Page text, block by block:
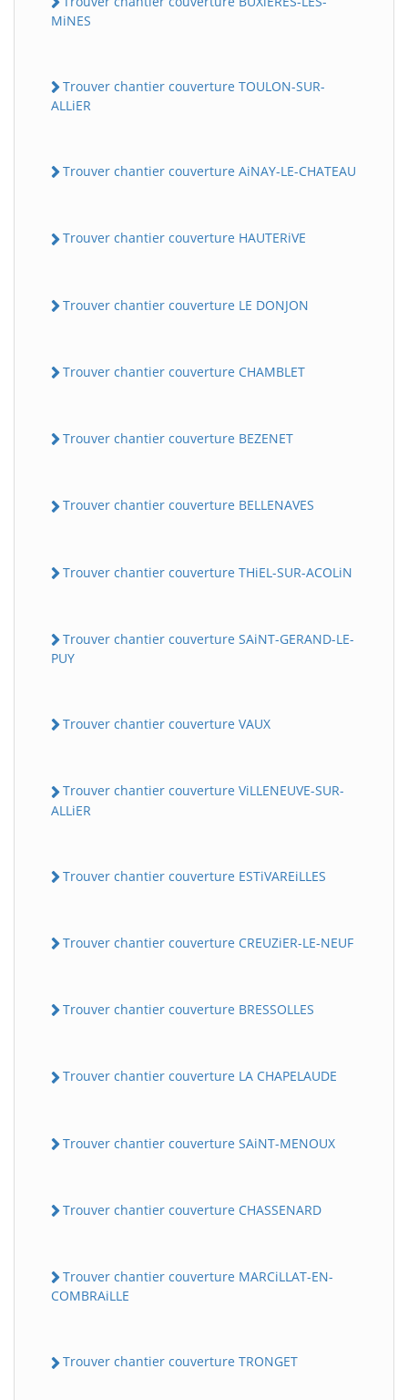
MiNES
Trouver chantier couverture TOULON-SUR-
ALLiER
Trouver chantier couverture AiNAY-LE-CHATEAU
Trouver chantier couverture HAUTERiVE
Trouver chantier couverture LE DONJON
Trouver chantier couverture CHAMBLET
Trouver chantier couverture BEZENET
Trouver chantier couverture BELLENAVES
Trouver chantier couverture THiEL-SUR-ACOLiN
Trouver chantier couverture SAiNT-GERAND-LE-
PUY
Trouver chantier couverture VAUX
Trouver chantier couverture ViLLENEUVE-SUR-
ALLiER
Trouver chantier couverture ESTiVAREiLLES
Trouver chantier couverture CREUZiER-LE-NEUF
Trouver chantier couverture BRESSOLLES
Trouver chantier couverture LA CHAPELAUDE
Trouver chantier couverture SAiNT-MENOUX
Trouver chantier couverture CHASSENARD
Trouver chantier couverture MARCiLLAT-EN-
COMBRAiLLE
Trouver chantier couverture TRONGET